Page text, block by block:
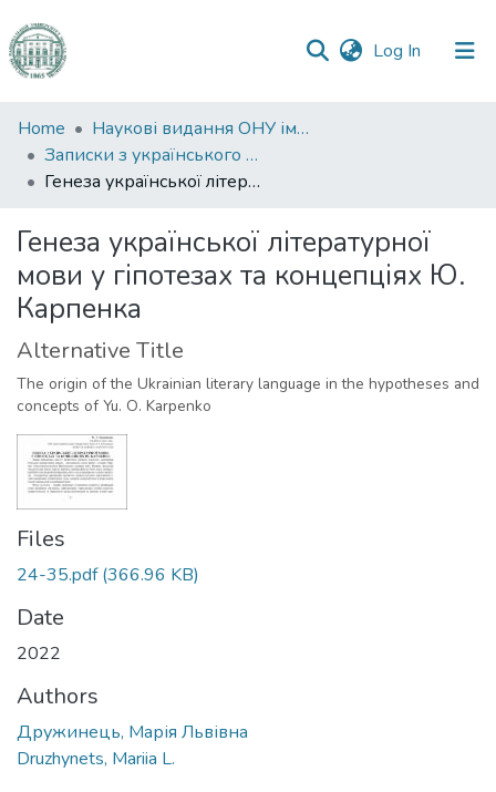
Log In (current)
Communities
&
Collections
Statistics
Home
Наукові видання ОНУ імені І. І. Мечникова
Записки з українського мовознавства
Генеза української літературної мови у гіпотезах та концепціях Ю. Карпенка
Генеза української літературної
мови у гіпотезах та концепціях Ю.
Карпенка
Alternative Title
The origin of the Ukrainian literary language in the hypotheses and
concepts of Yu. O. Karpenko
Files
24-35.pdf(366.96 KB)
Date
2022
Authors
Дружинець, Марія Львівна
Druzhynets, Mariia L.